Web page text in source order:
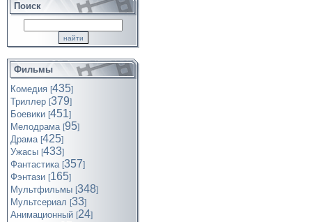
Поиск
Фильмы
Комедия [435]
Триллер [379]
Боевики [451]
Мелодрама [95]
Драма [425]
Ужасы [433]
Фантастика [357]
Фэнтази [165]
Мультфильмы [348]
Мультсериал [33]
Анимационный [24]